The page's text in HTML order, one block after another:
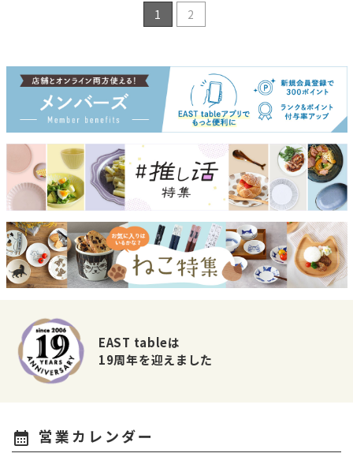
1 2
EAST tableは
19周年を迎えました
calendar_month 営業カレンダー